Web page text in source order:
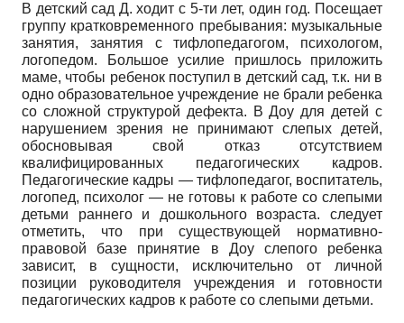
В детский сад Д. ходит с 5-ти лет, один год. Посещает
группу кратковременного пребывания: музыкальные
занятия, занятия cтифлопедагогом, психологом,
логопедом. Большое усилие пришлось приложить
маме, чтобы ребенок поступил в детский сад, т.к. ни в
одно образовательное учреждение не брали ребенка
со сложной структурой дефекта. В Доу для детей с
нарушением зрения не принимают слепых детей,
обосновывая свой отказ отсутствием
квалифицированных педагогических кадров.
Педагогические кадры — тифлопедагог, воспитатель,
логопед, психолог — не готовы к работе со слепыми
детьми раннего и дошкольного возраста. следует
отметить, что при существующей нормативно-
правовой базе принятие в Доу слепого ребенка
зависит, в сущности, исключительно от личной
позиции руководителя учреждения и готовности
педагогических кадров к работе со слепыми детьми.